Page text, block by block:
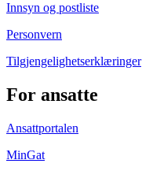
Innsyn og postliste
Personvern
Tilgjengelighetserklæringer
For ansatte
Ansattportalen
MinGat